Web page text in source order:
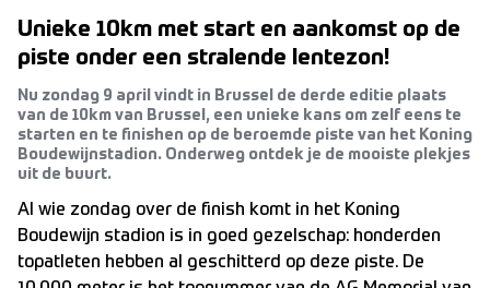
Unieke 10km met start en aankomst op de
piste onder een stralende lentezon!
Nu zondag 9 april vindt in Brussel de derde editie plaats
van de 10km van Brussel, een unieke kans om zelf eens te
starten en te finishen op de beroemde piste van het Koning
Boudewijnstadion. Onderweg ontdek je de mooiste plekjes
uit de buurt.
Al wie zondag over de finish komt in het Koning
Boudewijn stadion is in goed gezelschap: honderden
topatleten hebben al geschitterd op deze piste. De